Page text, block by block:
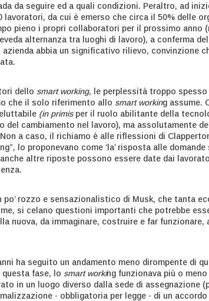
da seguire ed a quali condizioni. Peraltro, ad
da cui è emerso che circa il 50% delle
pieno i propri collaboratori per il prossimo anno
alternanza tra luoghi di lavoro), a conferma
abbia un significativo rilievo, convinzione
dello smart working, le perplessità troppo
che il solo riferimento allo smart working assume.
(in primisper il ruolo abilitante della
cambiamento nel lavoro), ma assolutamente
a caso, il richiamo è alle riflessioni di
lo proponevano come ‘la’ risposta alle domande
altre riposte possono essere date dai
rozzo e sensazionalistico di Musk, che tanta
si celano questioni importanti che potrebbe
nuova, da immaginare, costruire e far funzionare,
ha seguito un andamento meno dirompente di
questa fase, lo smart working funzionava più o
in un luogo diverso dalla sede di assegnazione
- obbligatoria per legge - di un